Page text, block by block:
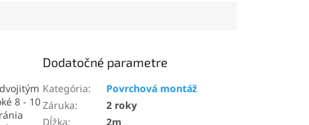
8 - 10
Dodatočné parametre
Kategória:
Povrchová montáž
Záruka:
2 roky
Dĺžka:
2m